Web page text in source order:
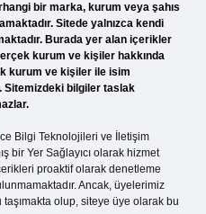
bir marka, kurum veya şahıs
Sitede yalnızca kendi
Burada yer alan içerikler
kurum ve kişiler hakkında
kurum ve kişiler ile isim
Sitemizdeki bilgiler taslak
Bilgi Teknolojileri ve İletişim
bir Yer Sağlayıcı olarak hizmet
proaktif olarak denetleme
Ancak, üyelerimiz
olup, siteye üye olarak bu